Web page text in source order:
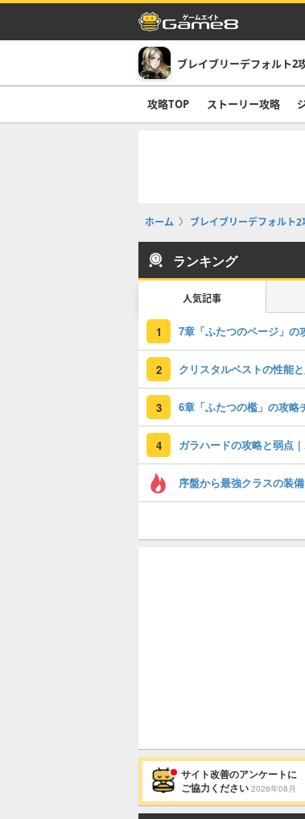
ブレイブリーデフォルト2
攻略TOP ストーリー攻略
ホーム ブレイブリーデフォルト2
ランキング
人気記事
1
2 クリスタルベストの性能
3
4 ガラハードの攻略と弱点
サイト改善のアンケートに
ご協力ください 2026年08月